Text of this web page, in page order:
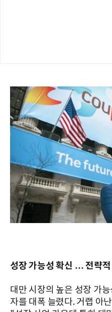
성장 가능성 확신 … 전략적
대만 시장의 높은 성장 가
자를 대폭 늘렸다. 거랩 아